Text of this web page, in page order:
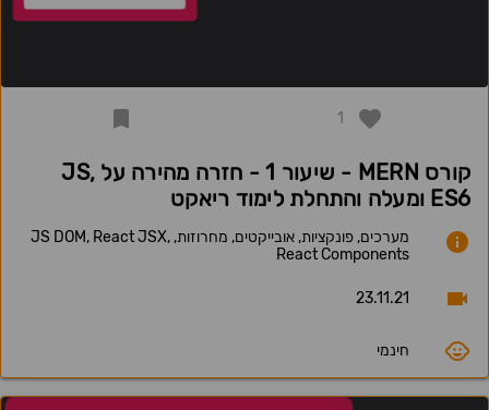
1
קורס MERN - שיעור 1 - חזרה מהירה על JS,
ES6 ומעלה והתחלת לימוד ריאקט
מערכים, פונקציות, אובייקטים, מחרוזות, JS DOM, React JSX,
React Components
23.11.21
חינמי